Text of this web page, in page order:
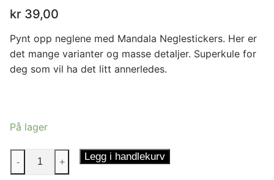
kr 39,00
Pynt opp neglene med Mandala Neglestickers. Her er
det mange varianter og masse detaljer. Superkule for
deg som vil ha det litt annerledes.
På lager
Neglestickers
Mandala
- + Legg i handlekurv